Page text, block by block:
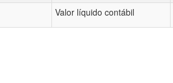
Valor líquido contábil